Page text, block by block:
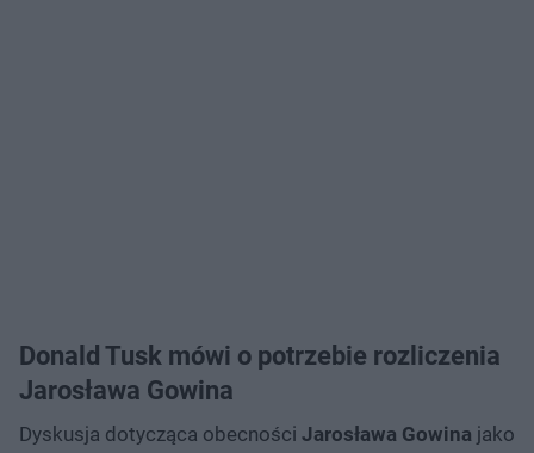
Donald Tusk mówi o potrzebie rozliczenia
Jarosława Gowina
Dyskusja dotycząca obecności Jarosława Gowina jako